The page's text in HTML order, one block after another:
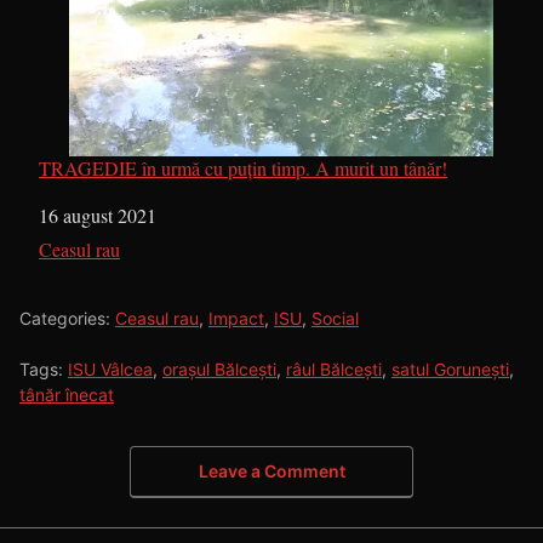
TRAGEDIE în urmă cu puțin timp. A murit un tânăr!
Dată
16 august 2021
În legătură cu
Ceasul rau
Categories: Ceasul rau, Impact, ISU, Social
Tags: ISU Vâlcea, orașul Bălcești, râul Bălcești, satul Gorunești,
tânăr înecat
Leave a Comment